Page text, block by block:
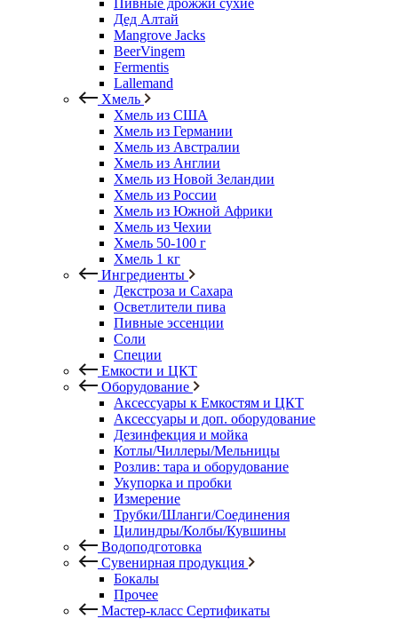
Пивные дрожжи сухие
Дед Алтай
Mangrove Jacks
BeerVingem
Fermentis
Lallemand
Хмель
Хмель из США
Хмель из Германии
Хмель из Австралии
Хмель из Англии
Хмель из Новой Зеландии
Хмель из России
Хмель из Южной Африки
Хмель из Чехии
Хмель 50-100 г
Хмель 1 кг
Ингредиенты
Декстроза и Сахара
Осветлители пива
Пивные эссенции
Соли
Специи
Емкости и ЦКТ
Оборудование
Аксессуары к Емкостям и ЦКТ
Аксессуары и доп. оборудование
Дезинфекция и мойка
Котлы/Чиллеры/Мельницы
Розлив: тара и оборудование
Укупорка и пробки
Измерение
Трубки/Шланги/Соединения
Цилиндры/Колбы/Кувшины
Водоподготовка
Сувенирная продукция
Бокалы
Прочее
Мастер-класс Сертификаты